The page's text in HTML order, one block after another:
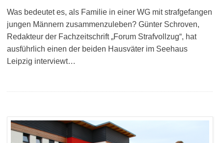
Was bedeutet es, als Familie in einer WG mit strafgefangen
jungen Männern zusammenzuleben? Günter Schroven,
Redakteur der Fachzeitschrift „Forum Strafvollzug“, hat
ausführlich einen der beiden Hausväter im Seehaus
Leipzig interviewt…